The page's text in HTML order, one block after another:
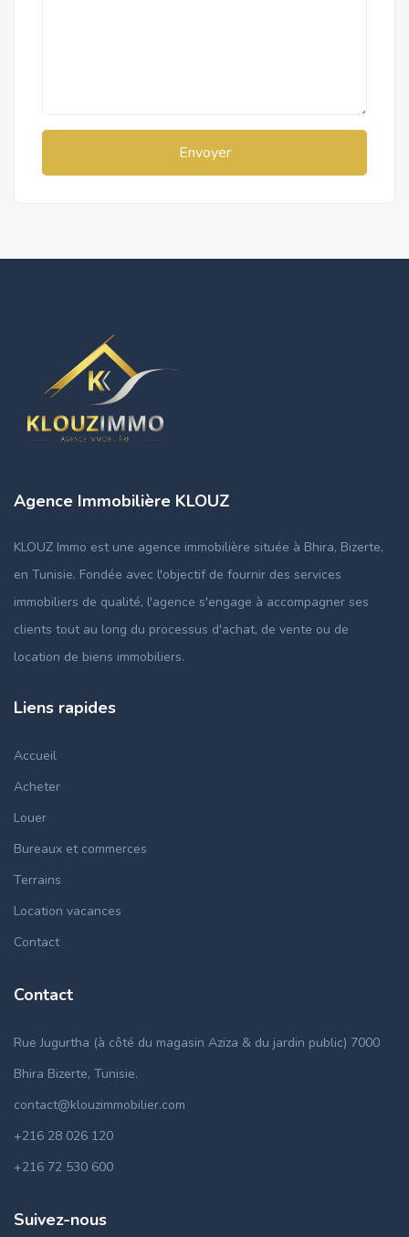
Envoyer
Agence Immobilière KLOUZ
KLOUZ Immo est une agence immobilière située à Bhira, Bizerte,
en Tunisie. Fondée avec l'objectif de fournir des services
immobiliers de qualité, l'agence s'engage à accompagner ses
clients tout au long du processus d'achat, de vente ou de
location de biens immobiliers.
Liens rapides
Accueil
Acheter
Louer
Bureaux et commerces
Terrains
Location vacances
Contact
Contact
Rue Jugurtha (à côté du magasin Aziza & du jardin public) 7000
Bhira Bizerte, Tunisie.
contact@klouzimmobilier.com
+216 28 026 120
+216 72 530 600
Suivez-nous